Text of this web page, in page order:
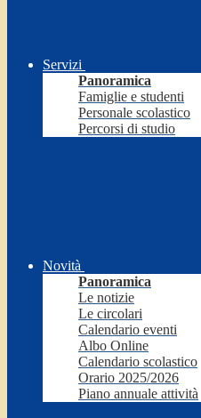
Servizi
Panoramica
Famiglie e studenti
Personale scolastico
Percorsi di studio
Novità
Panoramica
Le notizie
Le circolari
Calendario eventi
Albo Online
Calendario scolastico
Orario 2025/2026
Piano annuale attività